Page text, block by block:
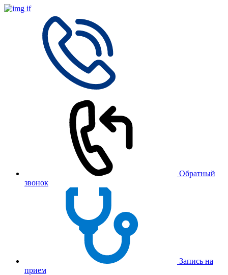
Обратный
звонок
Запись на
прием